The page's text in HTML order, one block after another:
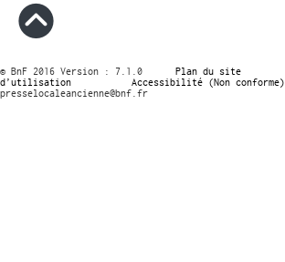
© BnF 2016 Version : 7.1.0 Plan du site
d’utilisation
Accessibilité (Non conforme)
presselocaleancienne@bnf.fr